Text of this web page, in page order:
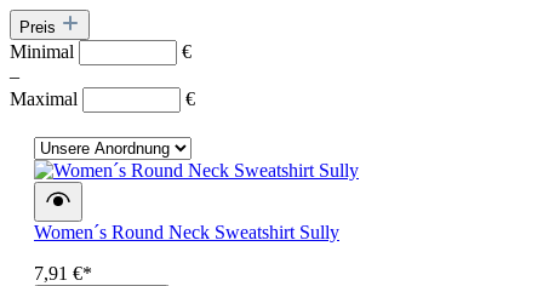
Preis
Minimal
€
–
Maximal
€
Women´s Round Neck Sweatshirt Sully
7,91 €*